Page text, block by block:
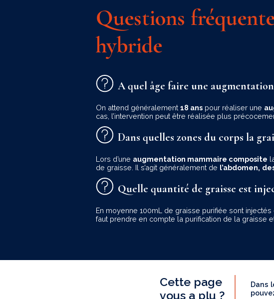
Questions
hybride
A quel âge faire une
On attend généralement 18 ans pour réaliser une
cas, l’intervention peut être réalisée plus
Dans quelles zones du corps la
Lors d’une augmentation mammaire composite
de graisse. Il s’agit généralement de l’abdomen,
Quelle quantité de graisse est
En moyenne 100mL de graisse purifiée sont
faut prendre en compte la purification de la graisse
Cette page
vous a plu ?
Dans